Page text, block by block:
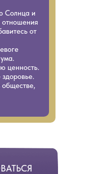
Солнца и
отношения
от
ценность.